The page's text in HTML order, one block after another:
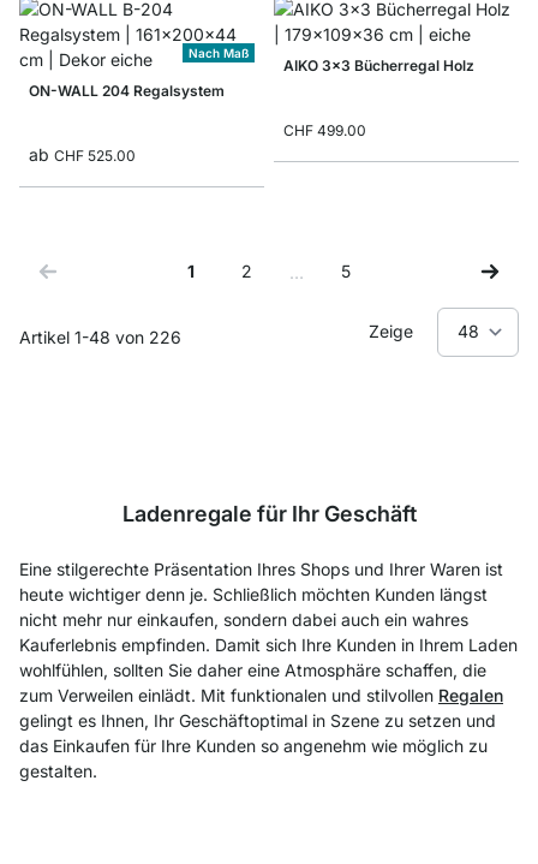
Nach Maß
ON-WALL 204 Regalsystem
ab CHF 525.00
AIKO 3x3 Bücherregal Holz
CHF 499.00
Artikel 1-48 von 226
Sie lesen gerade Seite
1
Seite
2 …
Seite
5
Zeige
Ladenregale für Ihr Geschäft
Eine stilgerechte Präsentation Ihres Shops und Ihrer Waren ist
heute wichtiger denn je. Schließlich möchten Kunden längst
nicht mehr nur einkaufen, sondern dabei auch ein wahres
Kauferlebnis empfinden. Damit sich Ihre Kunden in Ihrem Laden
wohlfühlen, sollten Sie daher eine Atmosphäre schaffen, die
zum Verweilen einlädt. Mit funktionalen und stilvollen Regalen
gelingt es Ihnen, Ihr Geschäftoptimal in Szene zu setzen und
das Einkaufen für Ihre Kunden so angenehm wie möglich zu
gestalten.